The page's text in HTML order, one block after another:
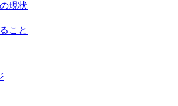
現状
こと